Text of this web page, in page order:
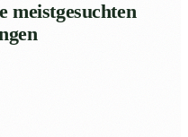
meistgesuchten